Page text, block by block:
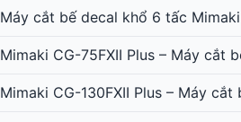
Máy cắt bế decal khổ 6 tấc
Mimaki CG-75FXII Plus – Máy cắt
Mimaki CG-130FXII Plus – Máy